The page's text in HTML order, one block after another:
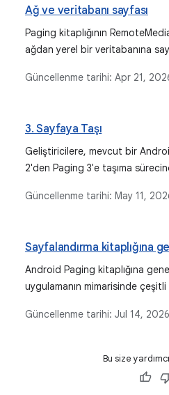
Ağ ve veritabanı sayfası
Paging kitaplığının
ağdan yerel bir veritabanına
koşullarında veya çevrimdışı
işleme ve uzak anahtarları
adımları ayrıntılı olarak
Güncellenme tarihi: Apr 21,
3. Sayfaya Taşı
Geliştiricilere, mevcut bir
2'den Paging 3'e taşıma
Güncellenme tarihi: May 11,
Sayfalandırma kitaplığına
Android Paging kitaplığına
uygulamanın mimarisinde
gösterilmesindeki avantajlarını
Güncellenme tarihi: Jul 14, 2026
Bu size